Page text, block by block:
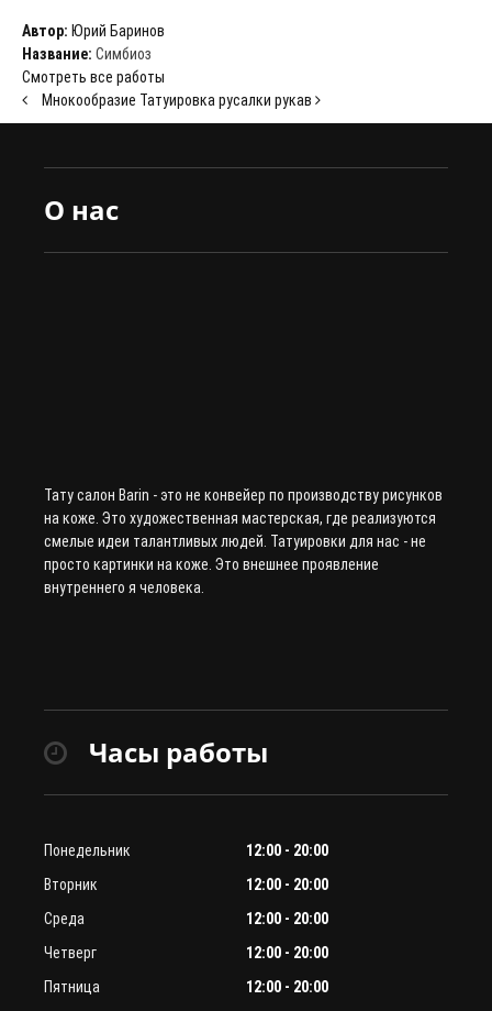
Автор: Юрий Баринов
Название: Симбиоз
Смотреть все работы
Мнокообразие Татуировка русалки рукав
О нас
Тату салон Barin - это не конвейер по производству рисунков
на коже. Это художественная мастерская, где реализуются
смелые идеи талантливых людей. Татуировки для нас - не
просто картинки на коже. Это внешнее проявление
внутреннего я человека.
Часы работы
Понедельник
12:00 - 20:00
Вторник
12:00 - 20:00
Среда
12:00 - 20:00
Четверг
12:00 - 20:00
Пятница
12:00 - 20:00